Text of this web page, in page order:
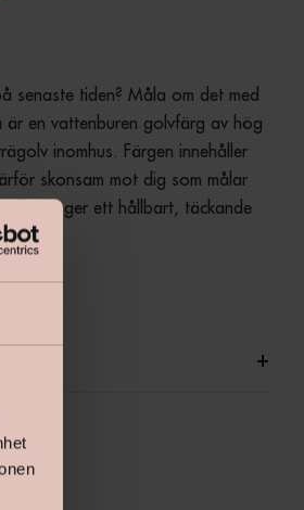
senaste tiden? Måla om det med
en vattenburen golvfärg av hög
inomhus. Färgen innehåller
skonsam mot dig som målar
och ger ett hållbart, täckande
+